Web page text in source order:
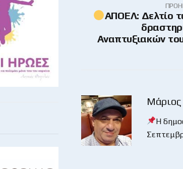
ΑΠΟΕΛ: Δελτίο
Αναπτυξιακών
Η